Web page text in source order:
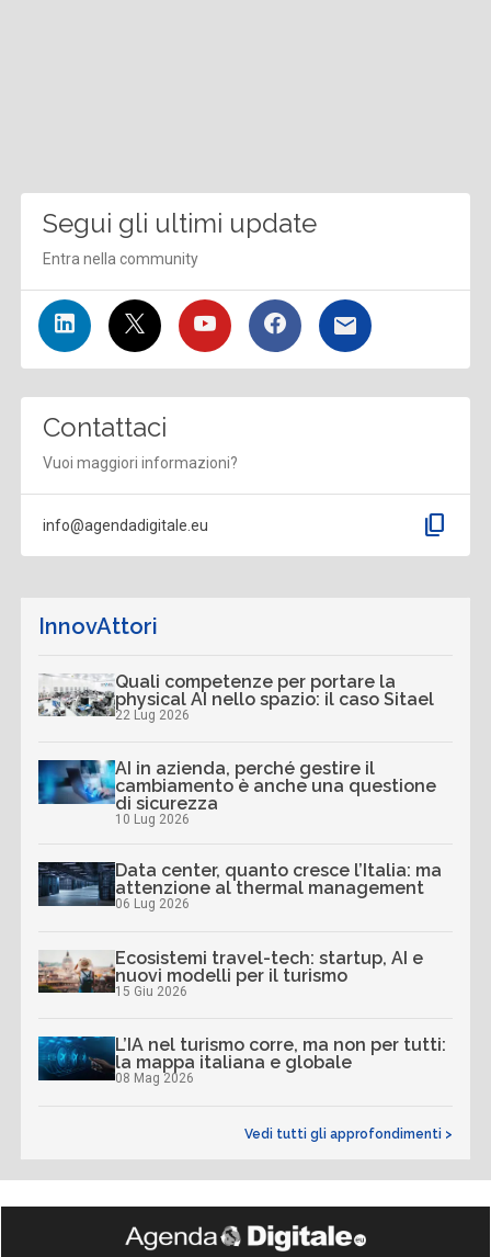
Segui gli ultimi update
Entra nella community
Contattaci
Vuoi maggiori informazioni?
info@agendadigitale.eu content_copy
InnovAttori
Quali competenze per portare la
physical AI nello spazio: il caso Sitael
22 Lug 2026
AI in azienda, perché gestire il
cambiamento è anche una questione
di sicurezza
10 Lug 2026
Data center, quanto cresce l’Italia: ma
attenzione al thermal management
06 Lug 2026
Ecosistemi travel-tech: startup, AI e
nuovi modelli per il turismo
15 Giu 2026
L’IA nel turismo corre, ma non per tutti:
la mappa italiana e globale
08 Mag 2026
Vedi tutti gli approfondimenti >